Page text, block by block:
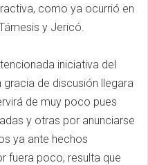
como ya ocurrió en
y Jericó.
iniciativa del
gracia de discusión llegara
de muy poco pues
y otras por anunciarse
ya ante hechos
fuera poco, resulta que